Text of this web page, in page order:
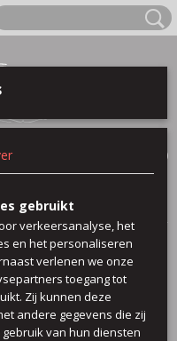
(0)
print
gebruikt
verkeersanalyse, het
en het personaliseren
verlenen we onze
toegang tot
Zij kunnen deze
andere gegevens die zij
van hun diensten